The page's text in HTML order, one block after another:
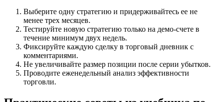
Выберите одну стратегию и придерживайтесь ее не
менее трех месяцев.
Тестируйте новую стратегию только на демо-счете в
течение минимум двух недель.
Фиксируйте каждую сделку в торговый дневник с
комментариями.
Не увеличивайте размер позиции после серии убытков.
Проводите еженедельный анализ эффективности
торговли.